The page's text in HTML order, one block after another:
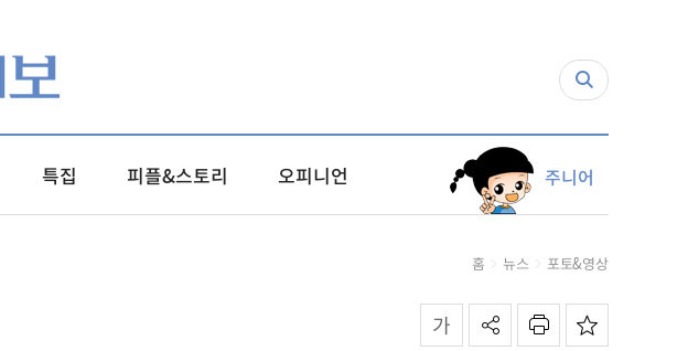
특집 피플&스토리 오피니언 주니어
홈 뉴스 포토&영상